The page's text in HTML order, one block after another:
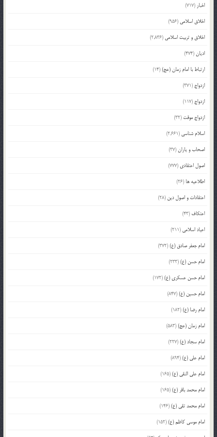
اخبار (717)
اخلاق اسلامی (956)
اخلاق و تربیت اسلامی (2,836)
ادیان(474)
ارتباط با امام زمان (عج)(14)
ازدواج (371)
ازدواج (117)
ازدواج موقت (32)
اسلام شناسی (2,661)
اصحاب و یاران(37)
اصول اعتقادی (777)
اطلاعیه ها (26)
اعتقادات و اصول دین (28)
اعتکاف (43)
اعیاد اسلامی (211)
امام جعفر صادق (ع)(372)
امام حسن (ع)(233)
امام حسن عسکری (ع)(172)
امام حسین (ع)(847)
امام رضا (ع)(182)
امام زمان (عج)(583)
امام سجاد (ع)(227)
امام علی (ع)(894)
امام علی النقی (ع)(165)
امام محمد باقر (ع)(165)
امام محمد تقی (ع)(146)
امام موسی کاظم (ع)(152)